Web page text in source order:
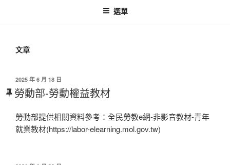
選單
文章
發
佈
於
2025 年 6 月 18 日
勞動部-勞動權益教材
勞動部提供相關資料參考：全民勞教e網-非影音教材-青年
就業教材(https://labor-elearning.mol.gov.tw)